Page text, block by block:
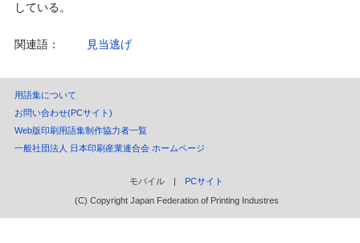
している。
関連語： 見当逃げ
用語集について
お問い合わせ(PCサイト)
Web版印刷用語集制作協力者一覧
一般社団法人 日本印刷産業連合会 ホームページ
モバイル | PCサイト
(C) Copyright Japan Federation of Printing Industres